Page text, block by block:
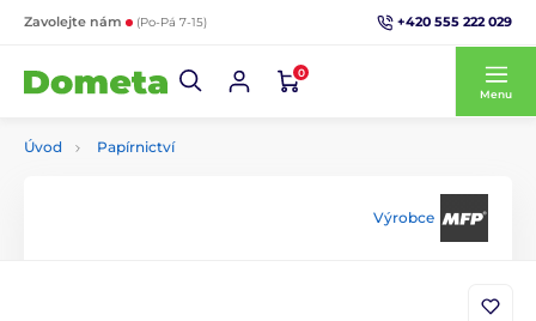
Zavolejte nám (Po-Pá 7-15) +420 555 222 029
0
Menu
Úvod Papírnictví
Výrobce